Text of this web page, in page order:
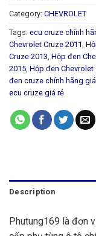
Category: CHEVROLET
Tags: ecu cruze chính
Chevrolet Cruze 2011
Cruze 2013 Hộp đen
2015 Hộp đen Chevrolet
đen cruze chính hãng
ecu cruze giá rẻ
Description
Phutung169 là đơn